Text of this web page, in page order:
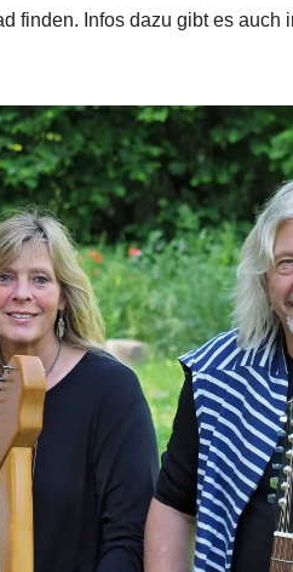
finden. Infos dazu gibt es auch